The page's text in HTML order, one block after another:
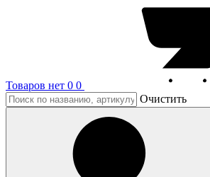
Товаров нет 0 0
Очистить